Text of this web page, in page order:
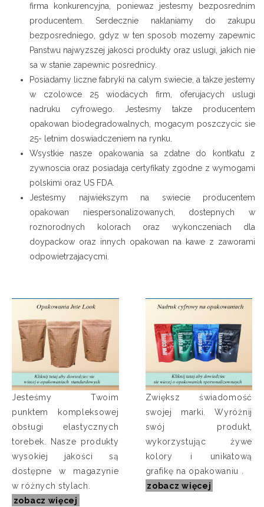
firma konkurencyjna, poniewaz jestesmy bezposrednim
producentem. Serdecznie naklaniamy do zakupu
bezposredniego, gdyz w ten sposob mozemy zapewnic
Panstwu najwyzszej jakosci produkty oraz uslugi, jakich nie
sa w stanie zapewnic posrednicy.
Posiadamy liczne fabryki na calym swiecie, a takze jestemy
w czolowce 25 wiodacych firm, oferujacych uslugi
nadruku cyfrowego. Jestesmy takze producentem
opakowan biodegradowalnych, mogacym poszczycic sie
25- letnim doswiadczeniem na rynku.
Wsystkie nasze opakowania sa zdatne do kontkatu z
zywnoscia oraz posiadaja certyfikaty zgodne z wymogami
polskimi oraz US FDA.
Jestesmy najwiekszym na swiecie producentem
opakowan niespersonalizowanych, dostepnych w
roznorodnych kolorach oraz wykonczeniach dla
doypackow oraz innych opakowan na kawe z zaworami
odpowietrzajacycmi.
Jesteśmy Twoim
punktem kompleksowej
obsługi elastycznych
torebek. Nasze produkty
wysokiej jakości są
dostępne w magazynie
w różnych stylach.
zobacz więcej
Zwiększ świadomość
swojej marki. Wyróżnij
swój produkt,
wykorzystując żywe
kolory i unikatową
grafikę na opakowaniu .
zobacz więcej